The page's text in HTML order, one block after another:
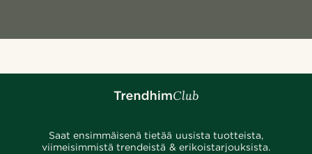
Saat ensimmäisenä tietää uusista tuotteista,
viimeisimmistä trendeistä & erikoistarjouksista.